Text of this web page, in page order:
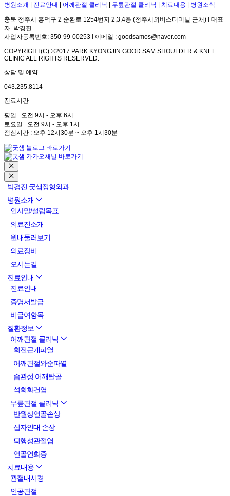
병원소개 진료안내 어깨관절 클리닉 무릎관절 클리닉 치료내용 병원소식
충북 청주시 흥덕구 2 순환로 1254번지 2,3,4층 (청주시외버스터미널 근처) l 대표
자: 박경진
사업자등록번호: 350-99-00253 l 이메일 : goodsamos@naver.com
COPYRIGHT(C) ©2017 PARK KYONGJIN GOOD SAM SHOULDER & KNEE
CLINIC ALL RIGHTS RESERVED.
상담 및 예약
043.235.8114
진료시간
평일 : 오전 9시 - 오후 6시
토요일 : 오전 9시 - 오후 1시
점심시간 : 오후 12시30분 ~ 오후 1시30분
박경진 굿샘정형외과
병원소개
인사말/설립목표
의료진소개
원내둘러보기
의료장비
오시는길
진료안내
진료안내
증명서발급
비급여항목
질환정보
어깨관절 클리닉
회전근개파열
어깨관절와순파열
습관성 어깨탈골
석회화건염
무릎관절 클리닉
반월상연골손상
십자인대 손상
퇴행성관절염
연골연화증
치료내용
관절내시경
인공관절